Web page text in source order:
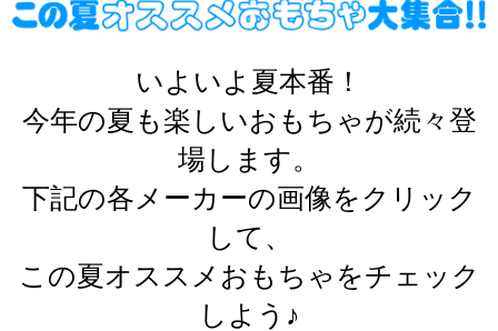
いよいよ夏本番！
今年の夏も楽しいおもちゃが続々登
場します。
下記の各メーカーの画像をクリック
して、
この夏オススメおもちゃをチェック
しよう♪